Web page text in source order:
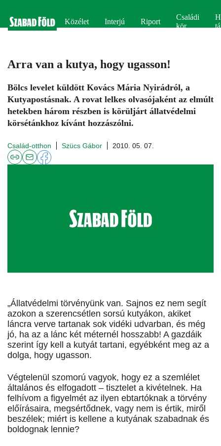
Közélet Interjú Riport
Családi
kör
Arra van a kutya, hogy ugasson!
Bölcs levelet küldött Kovács Mária Nyirádról, a
Kutyapostásnak. A rovat lelkes olvasójaként az elmúlt
hetekben három részben is körüljárt állatvédelmi
körsétánkhoz kívánt hozzászólni.
Család-otthon Szücs Gábor 2010. 05. 07.
„Állatvédelmi törvényünk van. Sajnos ez nem segít
azokon a szerencsétlen sorsú kutyákon, akiket
láncra verve tartanak sok vidéki udvarban, és még
jó, ha az a lánc két méternél hosszabb! A gazdáik
szerint így kell a kutyát tartani, egyébként meg az a
dolga, hogy ugasson.
Végtelenül szomorú vagyok, hogy ez a szemlélet
általános és elfogadott – tisztelet a kivételnek. Ha
felhívom a figyelmét az ilyen ebtartóknak a törvény
előírásaira, megsértődnek, vagy nem is értik, miről
beszélek; miért is kellene a kutyának szabadnak és
boldognak lennie?